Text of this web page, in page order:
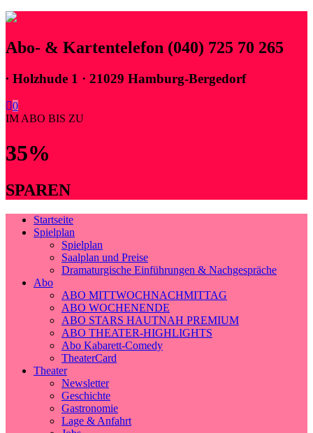
Abo- & Kartentelefon (040) 725 70 265
∙ Holzhude 1 · 21029 Hamburg-Bergedorf
0
IM ABO BIS ZU
35%
SPAREN
Startseite
Spielplan
Spielplan
Saalplan und Preise
Dramaturgische Einführungen & Nachgespräche
Abo
ABO MITTWOCHNACHMITTAG
ABO WOCHENENDE
ABO STARS HAUTNAH PREMIUM
ABO THEATER-HIGHLIGHTS
Abo Kabarett-Comedy
TheaterCard
Theater
Newsletter
Geschichte
Gastronomie
Lage & Anfahrt